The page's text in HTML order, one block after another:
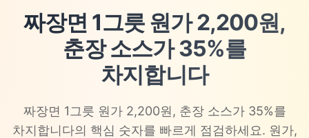
짜장면 1그릇 원가 2,200원,
춘장 소스가 35%를
차지합니다
짜장면 1그릇 원가 2,200원, 춘장 소스가 35%를
차지합니다의 핵심 숫자를 빠르게 점검하세요. 원가,